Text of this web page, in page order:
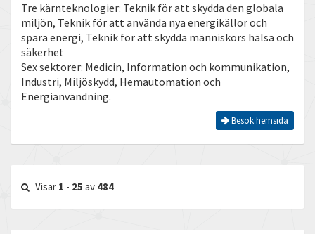
Tre kärnteknologier: Teknik för att skydda den globala
miljön, Teknik för att använda nya energikällor och
spara energi, Teknik för att skydda människors hälsa och
säkerhet
Sex sektorer: Medicin, Information och kommunikation,
Industri, Miljöskydd, Hemautomation och
Energianvändning.
Besök hemsida
Visar 1 - 25 av 484